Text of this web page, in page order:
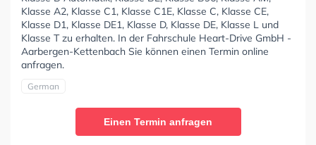
Klasse A2, Klasse C1, Klasse C1E, Klasse C, Klasse CE,
Klasse D1, Klasse DE1, Klasse D, Klasse DE, Klasse L und
Klasse T zu erhalten. In der Fahrschule Heart-Drive GmbH -
Aarbergen-Kettenbach Sie können einen Termin online
anfragen.
German
Einen Termin anfragen